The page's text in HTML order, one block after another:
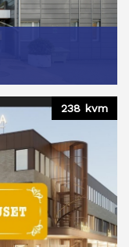
238 kvm